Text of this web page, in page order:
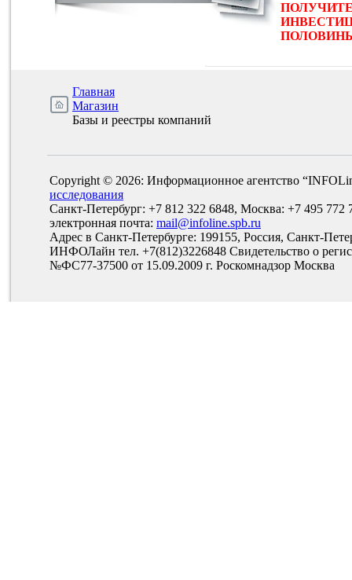
ПОЛОВИНЫ
Главная
Магазин
Базы и реестры компаний
Copyright © 2026: Информационное агентство
исследования
Санкт-Петербург: +7 812 322 6848, Москва: +7 495 772
электронная почта: mail@infoline.spb.ru
Адрес в Санкт-Петербурге: 199155, Россия, Санкт-
ИНФОЛайн тел. +7(812)3226848 Свидетельство о
№ФС77-37500 от 15.09.2009 г. Роскомнадзор Москва